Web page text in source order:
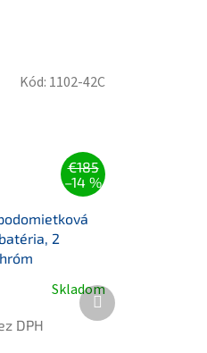
€185
–14 %
2
Skladom
DPH
Kód: 1102-42C
Ďalší
produkt